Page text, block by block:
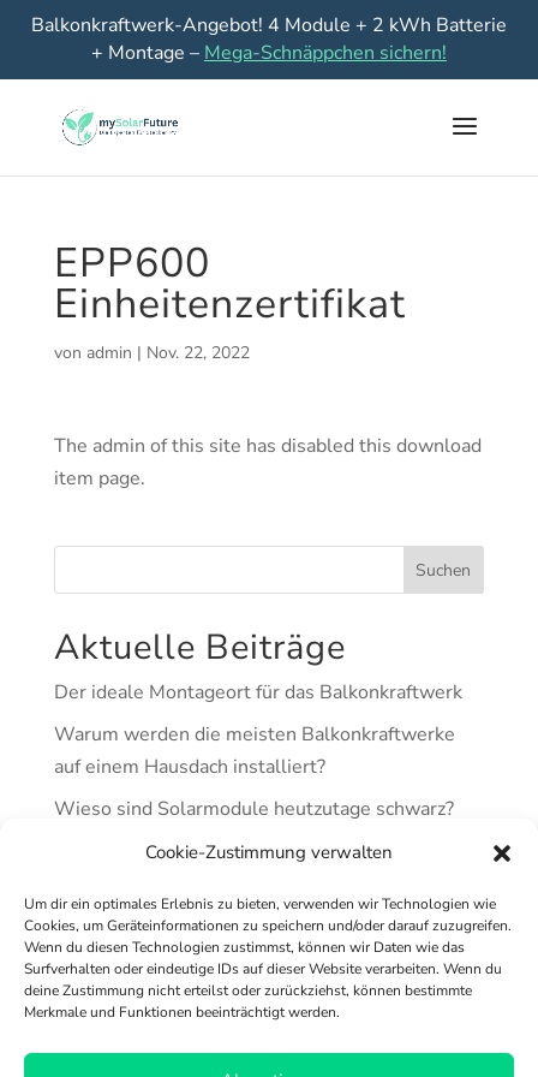
Cookie-Zustimmung verwalten
Um dir ein optimales Erlebnis zu bieten, verwenden wir Technologien wie
Cookies, um Geräteinformationen zu speichern und/oder darauf zuzugreifen.
Wenn du diesen Technologien zustimmst, können wir Daten wie das
Surfverhalten oder eindeutige IDs auf dieser Website verarbeiten. Wenn du
deine Zustimmung nicht erteilst oder zurückziehst, können bestimmte
Merkmale und Funktionen beeinträchtigt werden.
Balkonkraftwerk-Angebot! 4 Module + 2 kWh Batterie
+ Montage – Mega-Schnäppchen sichern!
EPP600
Einheitenzertifikat
von admin | Nov. 22, 2022
The admin of this site has disabled this download
item page.
Suchen
Aktuelle Beiträge
Der ideale Montageort für das Balkonkraftwerk
Warum werden die meisten Balkonkraftwerke
auf einem Hausdach installiert?
Wieso sind Solarmodule heutzutage schwarz?
Größtes Balkonkraftwerk-Projekt
Anmeldung für Balkonkraftwerke jetzt noch
einfacher